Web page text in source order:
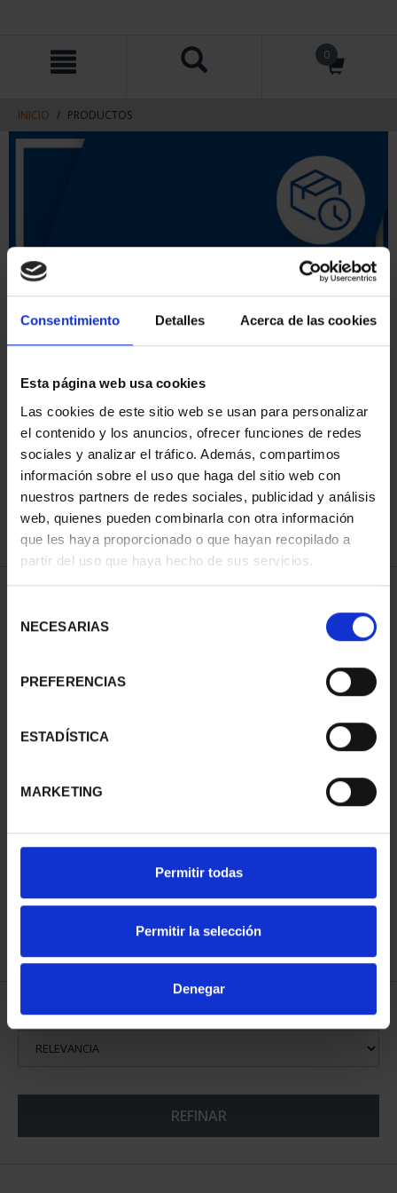
Consentimiento Detalles Acerca de las cookies
Esta página web usa cookies
Las cookies de este sitio web se usan para personalizar
el contenido y los anuncios, ofrecer funciones de redes
sociales y analizar el tráfico. Además, compartimos
información sobre el uso que haga del sitio web con
nuestros partners de redes sociales, publicidad y análisis
web, quienes pueden combinarla con otra información
que les haya proporcionado o que hayan recopilado a
partir del uso que haya hecho de sus servicios.
NECESARIAS
PREFERENCIAS
ESTADÍSTICA
MARKETING
Permitir todas
Permitir la selección
Denegar
contenido
men
de
navegacin
INICIO PRODUCTOS
ORDENAR POR:
REFINAR
2 Productos encontrados
140,00 €
MUNDIAL FIFA 2026 (EM.
145,00 €
ORDENAR POR: